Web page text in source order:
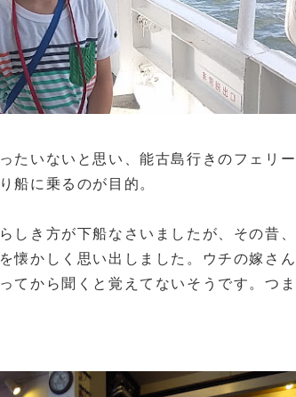
たいないと思い、能古島行きのフェリ
船に乗るのが目的。
しき方が下船なさいましたが、その昔
懐かしく思い出しました。ウチの嫁さ
てから聞くと覚えてないそうです。つ